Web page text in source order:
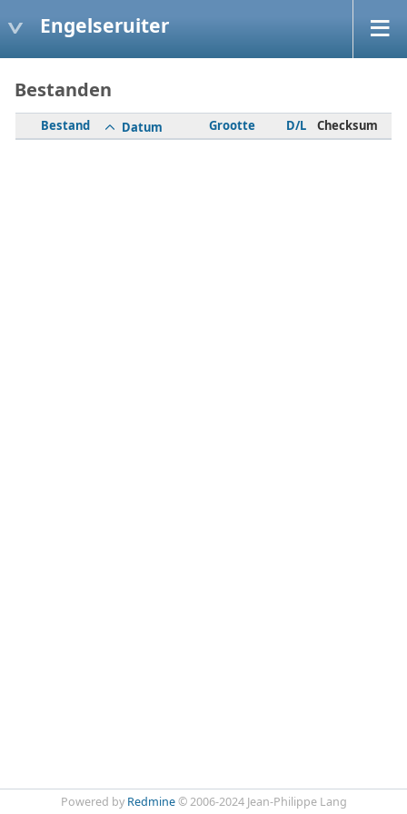
Engelseruiter
Bestanden
Bestand Datum Grootte D/L Checksum
Powered by Redmine© 2006-2024 Jean-Philippe Lang